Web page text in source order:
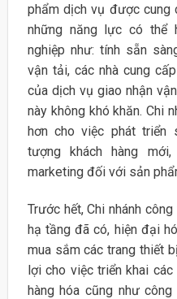
phẩm dịch vụ được cung
những năng lực có thể
nghiệp như: tính sẵn
vận tải, các nhà cung
của dịch vụ giao nhận
này không khó khăn. Chi
hơn cho việc phát triển
tượng khách hàng
marketing đối với sản
Trước hết, Chi nhánh
hạ tầng đã có, hiện đại
mua sắm các trang thiết
lợi cho việc triển khai
hàng hóa cũng như